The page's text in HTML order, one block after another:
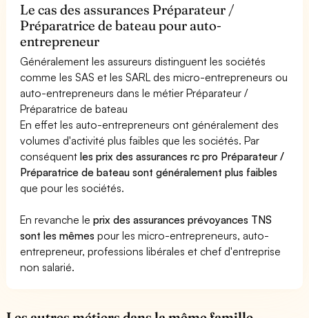
Le cas des assurances Préparateur /
Préparatrice de bateau pour auto-
entrepreneur
Généralement les assureurs distinguent les sociétés
comme les SAS et les SARL des micro-entrepreneurs ou
auto-entrepreneurs dans le métier Préparateur /
Préparatrice de bateau
En effet les auto-entrepreneurs ont généralement des
volumes d'activité plus faibles que les sociétés. Par
conséquentles prix des assurances rc pro Préparateur /
Préparatrice de bateau sont généralement plus faibles
que pour les sociétés.
En revanche leprix des assurances prévoyances TNS
sont les mêmes pour les micro-entrepreneurs, auto-
entrepreneur, professions libérales et chef d'entreprise
non salarié.